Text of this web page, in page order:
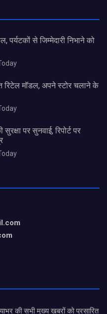
पर्यटकों से जिम्मेदारी निभाने को
रिटेल मॉडल, अपने स्टोर चलाने के
सुरक्षा पर सुनवाई, रिपोर्ट पर
की सभी मुख्य खबरों को प्रसारित